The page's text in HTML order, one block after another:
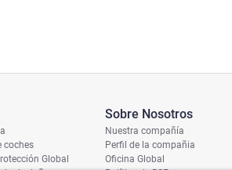
coches
Global
Sobre Nosotros
Nuestra compañía
Perfil de la compañia
Oficina Global